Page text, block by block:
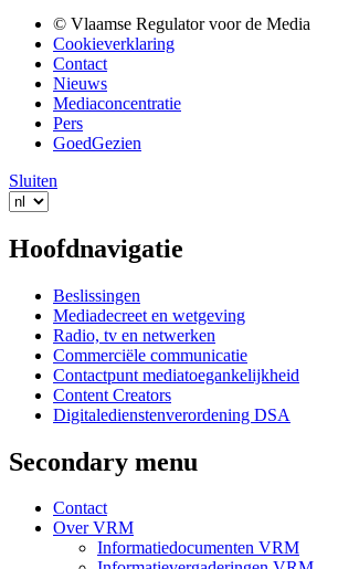
© Vlaamse Regulator voor de Media
Cookieverklaring
Contact
Nieuws
Mediaconcentratie
Pers
GoedGezien
Sluiten
Hoofdnavigatie
Beslissingen
Mediadecreet en wetgeving
Radio, tv en netwerken
Commerciële communicatie
Contactpunt mediatoegankelijkheid
Content Creators
Digitaledienstenverordening DSA
Secondary menu
Contact
Over VRM
Informatiedocumenten VRM